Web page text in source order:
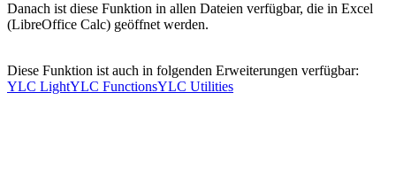
Danach ist diese Funktion in allen Dateien verfügbar, die in Excel
(LibreOffice Calc) geöffnet werden.
Diese Funktion ist auch in folgenden Erweiterungen verfügbar:
YLC LightYLC FunctionsYLC Utilities